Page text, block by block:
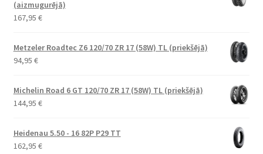
(aizmugurējā)
167,95 €
Metzeler Roadtec Z6 120/70 ZR 17 (58W) TL (priekšējā)
94,95 €
Michelin Road 6 GT 120/70 ZR 17 (58W) TL (priekšējā)
144,95 €
Heidenau 5.50 - 16 82P P29 TT
162,95 €